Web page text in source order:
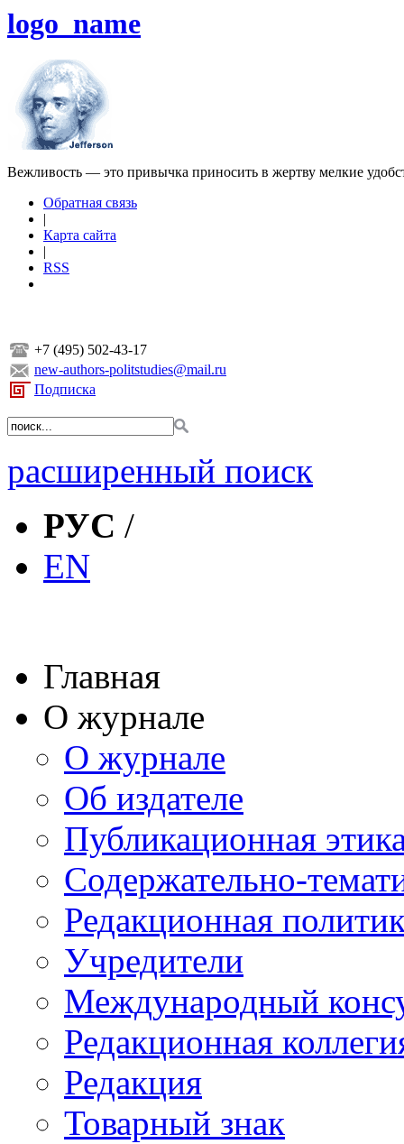
logo_name
Вежливость — это привычка приносить в жертву мелкие
Обратная связь
|
Карта сайта
|
RSS
+7 (495) 502-43-17
new-authors-politstudies@mail.ru
Подписка
расширенный поиск
РУС /
EN
Главная
О журнале
О журнале
Об издателе
Публикационная
Содержательно-
Редакционная
Учредители
Международный
Редакционная
Редакция
Товарный знак